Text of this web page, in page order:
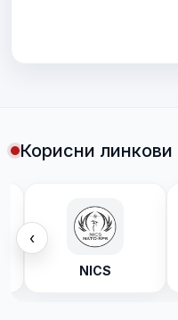
Корисни линкови
‹
NICS